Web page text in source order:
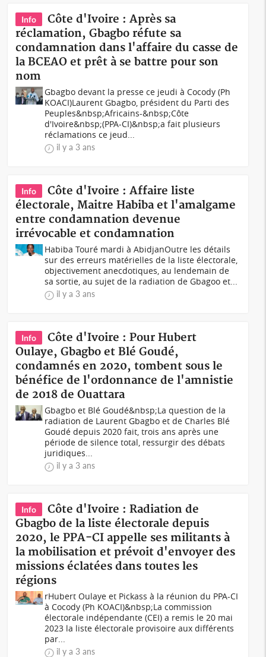
Info
Côte d'Ivoire : Après sa
réclamation, Gbagbo réfute sa
condamnation dans l'affaire du casse de
la BCEAO et prêt à se battre pour son
nom
Gbagbo devant la presse ce jeudi à Cocody (Ph
KOACI)Laurent Gbagbo, président du Parti des
Peuples&nbsp;Africains-&nbsp;Côte
d'Ivoire&nbsp;(PPA-CI)&nbsp;a fait plusieurs
réclamations ce jeud...
il y a 3 ans
Info
Côte d'Ivoire : Affaire liste
électorale, Maitre Habiba et l'amalgame
entre condamnation devenue
irrévocable et condamnation
Habiba Touré mardi à AbidjanOutre les détails
sur des erreurs matérielles de la liste électorale,
objectivement anecdotiques, au lendemain de
sa sortie, au sujet de la radiation de Gbagoo et...
il y a 3 ans
Info
Côte d'Ivoire : Pour Hubert
Oulaye, Gbagbo et Blé Goudé,
condamnés en 2020, tombent sous le
bénéfice de l'ordonnance de l'amnistie
de 2018 de Ouattara
Gbagbo et Blé Goudé&nbsp;La question de la
radiation de Laurent Gbagbo et de Charles Blé
Goudé depuis 2020 fait, trois ans après une
période de silence total, ressurgir des débats
juridiques...
il y a 3 ans
Info
Côte d'Ivoire : Radiation de
Gbagbo de la liste électorale depuis
2020, le PPA-CI appelle ses militants à
la mobilisation et prévoit d'envoyer des
missions éclatées dans toutes les
régions
rHubert Oulaye et Pickass à la réunion du PPA-CI
à Cocody (Ph KOACI)&nbsp;La commission
électorale indépendante (CEI) a remis le 20 mai
2023 la liste électorale provisoire aux différents
par...
il y a 3 ans